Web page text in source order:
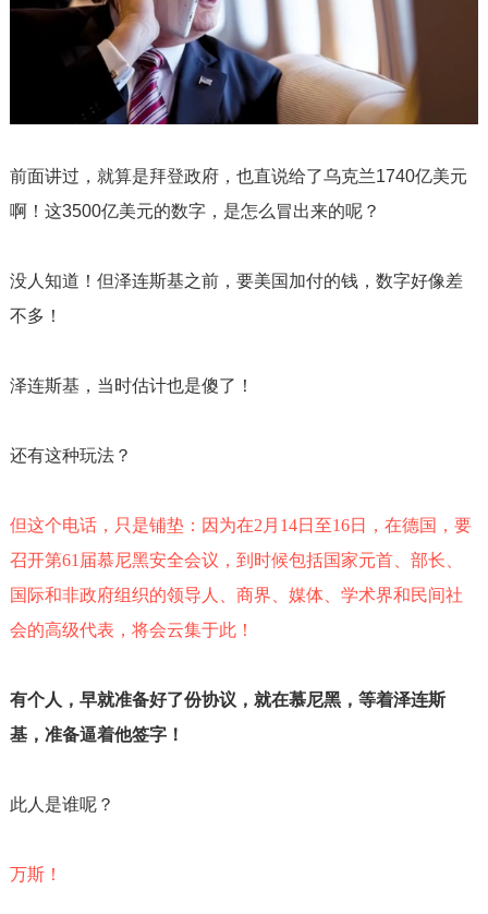
前面讲过，就算是拜登政府，也直说给了乌克兰1740亿美元
啊！这3500亿美元的数字，是怎么冒出来的呢？
没人知道！但泽连斯基之前，要美国加付的钱，数字好像差
不多！
泽连斯基，当时估计也是傻了！
还有这种玩法？
但这个电话，只是铺垫：因为在2 月 14日至16日，在德国，要
召开第61 届慕尼黑安全会议，到时候包括国家元首、部长、
国际和非政府组织的领导人、商界、媒体、学术界和民间社
会的高级代表，将会云集于此！
有个人，早就准备好了份协议，就在慕尼黑，等着泽连斯
基，准备逼着他签字！
此人是谁呢？
万斯！